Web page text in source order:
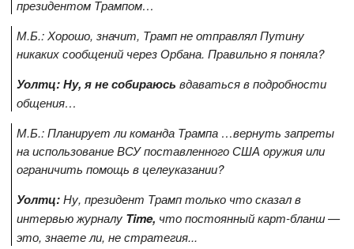
президентом Трампом…
М.Б.: Хорошо, значит, Трамп не отправлял Путину
никаких сообщений через Орбана. Правильно я поняла?
Уолтц: Ну, я не собираюсь вдаваться в подробности
общения…
М.Б.: Планирует ли команда Трампа …вернуть запреты
на использование ВСУ поставленного США оружия или
ограничить помощь в целеуказании?
Уолтц:Ну, президент Трамп только что сказал в
интервью журналу Time, что постоянный карт-бланш —
это, знаете ли, не стратегия...